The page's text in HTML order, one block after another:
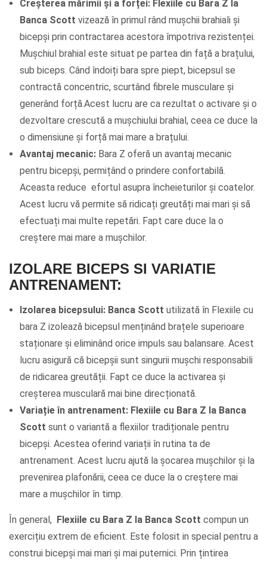
Creșterea mărimii și a forței: Flexiile cu Bara Z la
Banca Scott vizează în primul rând mușchii brahiali și
bicepși prin contractarea acestora împotriva rezistenței.
Mușchiul brahial este situat pe partea din față a brațului,
sub biceps. Când îndoiți bara spre piept, bicepsul se
contractă concentric, scurtând fibrele musculare și
generând forță.Acest lucru are ca rezultat o activare și o
dezvoltare crescută a mușchiului brahial, ceea ce duce la
o dimensiune și forță mai mare a brațului.
Avantaj mecanic: Bara Z oferă un avantaj mecanic
pentru bicepși, permițând o prindere confortabilă.
Aceasta reduce efortul asupra încheieturilor și coatelor.
Acest lucru vă permite să ridicați greutăți mai mari și să
efectuați mai multe repetări. Fapt care duce la o
creștere mai mare a mușchilor.
IZOLARE BICEPS SI VARIATIE
ANTRENAMENT:
Izolarea bicepsului: Banca Scott utilizată în Flexiile cu
bara Z izolează bicepsul menținând brațele superioare
staționare și eliminând orice impuls sau balansare. Acest
lucru asigură că bicepșii sunt singurii mușchi responsabili
de ridicarea greutății. Fapt ce duce la activarea și
creșterea musculară mai bine direcționată.
Variație în antrenament: Flexiile cu Bara Z la Banca
Scott sunt o variantă a flexiilor tradiționale pentru
bicepși. Acestea oferind variații în rutina ta de
antrenament. Acest lucru ajută la șocarea mușchilor și la
prevenirea plafonării, ceea ce duce la o creștere mai
mare a mușchilor în timp.
În general, Flexiile cu Bara Z la Banca Scott compun un
exercițiu extrem de eficient. Este folosit in special pentru a
construi bicepși mai mari și mai puternici. Prin țintirea